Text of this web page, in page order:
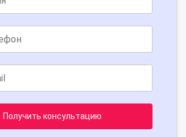
Получить консультацию